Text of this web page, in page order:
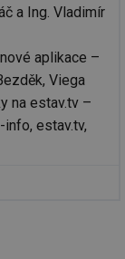
a Ing. Vladimír
aplikace –
Viega
na estav.tv –
info, estav.tv,